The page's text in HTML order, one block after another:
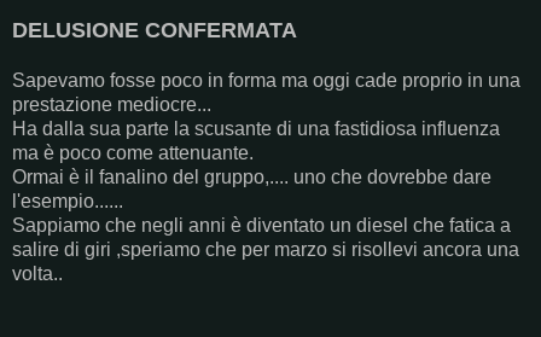
DELUSIONE CONFERMATA
Sapevamo fosse poco in forma ma oggi cade proprio in una
prestazione mediocre...
Ha dalla sua parte la scusante di una fastidiosa influenza
ma è poco come attenuante.
Ormai è il fanalino del gruppo,.... uno che dovrebbe dare
l'esempio......
Sappiamo che negli anni è diventato un diesel che fatica a
salire di giri ,speriamo che per marzo si risollevi ancora una
volta..